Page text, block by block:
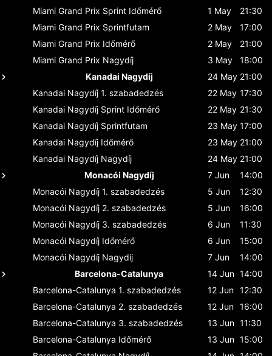
Miami Grand Prix Sprint Időmérő 1 May
21:30
Miami Grand Prix Sprintfutam 2 May
17:00
Miami Grand Prix Időmérő 2 May
21:00
Miami Grand Prix Nagydíj 3 May
18:00
Kanadai Nagydíj
24 May 21:00
Kanadai Nagydíj 1. szabadedzés 22 May 17:30
Kanadai Nagydíj Sprint Időmérő 22 May 21:30
Kanadai Nagydíj Sprintfutam 23 May 17:00
Kanadai Nagydíj Időmérő 23 May 21:00
Kanadai Nagydíj Nagydíj 24 May 21:00
Monacói Nagydíj
7 Jun
14:00
Monacói Nagydíj 1. szabadedzés 5 Jun
12:30
Monacói Nagydíj 2. szabadedzés 5 Jun
16:00
Monacói Nagydíj 3. szabadedzés 6 Jun
11:30
Monacói Nagydíj Időmérő 6 Jun
15:00
Monacói Nagydíj Nagydíj 7 Jun
14:00
Barcelona-Catalunya
14 Jun 14:00
Barcelona-Catalunya 1. szabadedzés 12 Jun 12:30
Barcelona-Catalunya 2. szabadedzés 12 Jun 16:00
Barcelona-Catalunya 3. szabadedzés 13 Jun 11:30
Barcelona-Catalunya Időmérő 13 Jun 15:00